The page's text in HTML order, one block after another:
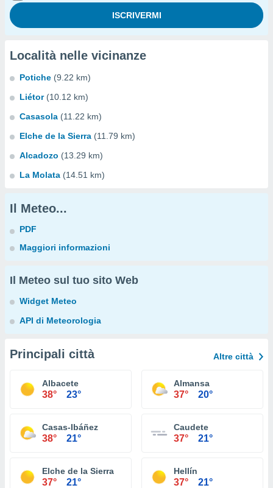
Località nelle vicinanze
Potiche (9.22 km)
Liétor (10.12 km)
Casasola (11.22 km)
Elche de la Sierra (11.79 km)
Alcadozo (13.29 km)
La Molata (14.51 km)
Il Meteo...
PDF
Maggiori informazioni
Il Meteo sul tuo sito Web
Widget Meteo
API di Meteorologia
Principali città Altre città
Albacete
38° 23°
Almansa
37° 20°
Casas-Ibáñez
38° 21°
Caudete
37° 21°
Elche de la Sierra
37° 21°
Hellín
37° 21°